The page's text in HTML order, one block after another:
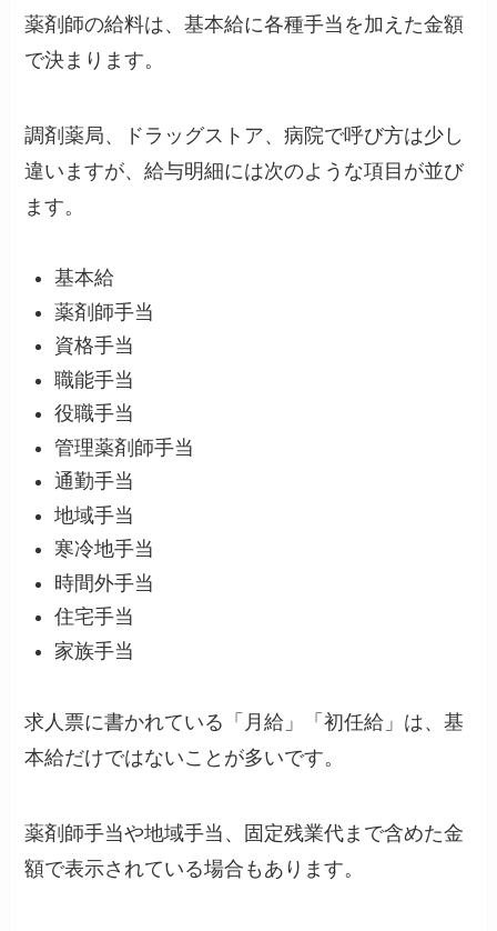
薬剤師の給料は、基本給に各種手当を加えた金額
で決まります。
調剤薬局、ドラッグストア、病院で呼び方は少し
違いますが、給与明細には次のような項目が並び
ます。
基本給
薬剤師手当
資格手当
職能手当
役職手当
管理薬剤師手当
通勤手当
地域手当
寒冷地手当
時間外手当
住宅手当
家族手当
求人票に書かれている「月給」「初任給」は、基
本給だけではないことが多いです。
薬剤師手当や地域手当、固定残業代まで含めた金
額で表示されている場合もあります。